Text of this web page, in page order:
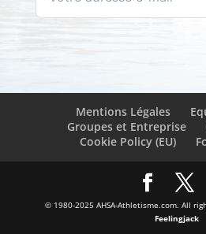
Mentions Légales
Groupes et Entreprise
Cookie Policy (EU)
© 1980-2025 AHSA-Athletisme.com. All
Feelingjack